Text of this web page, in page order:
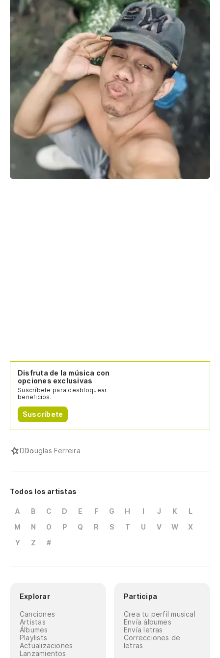
Disfruta de la música con
opciones exclusivas
Suscríbete para desbloquear
beneficios.
Suscríbete
DDouglas Ferreira
Todos los artistas
A B C D E F G H I J K
L
M
N O P Q R S T U V W
X
Y
Z #
Explorar
Canciones
Artistas
Álbumes
Playlists
Actualizaciones
Lanzamientos
Participa
Crea tu perfil musical
Envía álbumes
Envía letras
Correcciones de
letras